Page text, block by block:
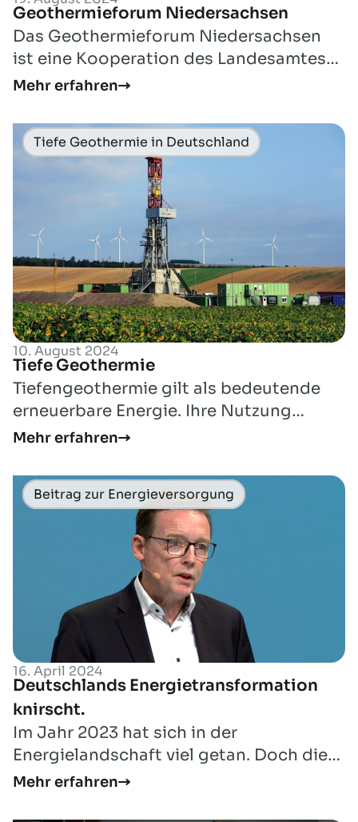
Geothermieforum Niedersachsen
Das Geothermieforum Niedersachsen
ist eine Kooperation des Landesamtes
für Bergbau, Energie und Geologie
Mehr erfahren
Tiefe Geothermie in Deutschland
10. August 2024
Tiefe Geothermie
Tiefengeothermie gilt als bedeutende
erneuerbare Energie. Ihre Nutzung
besitzt das größte
Mehr erfahren
Beitrag zur Energieversorgung
16. April 2024
Deutschlands Energietransformation
knirscht.
Im Jahr 2023 hat sich in der
Energielandschaft viel getan. Doch die
Klimaziele werden nicht konsequent
Mehr erfahren